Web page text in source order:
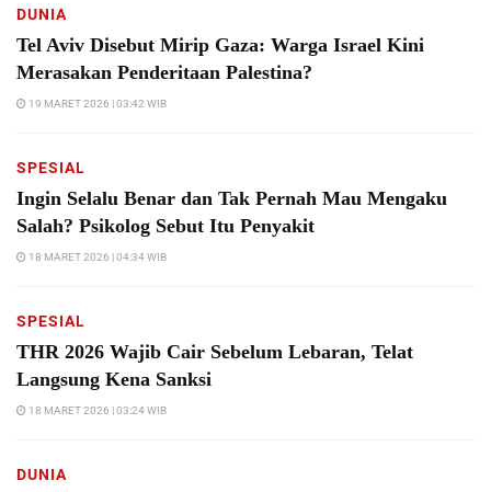
DUNIA
Tel Aviv Disebut Mirip Gaza: Warga Israel Kini
Merasakan Penderitaan Palestina?
19 MARET 2026 | 03:42 WIB
SPESIAL
Ingin Selalu Benar dan Tak Pernah Mau Mengaku
Salah? Psikolog Sebut Itu Penyakit
18 MARET 2026 | 04:34 WIB
SPESIAL
THR 2026 Wajib Cair Sebelum Lebaran, Telat
Langsung Kena Sanksi
18 MARET 2026 | 03:24 WIB
DUNIA